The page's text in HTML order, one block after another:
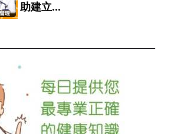
助建立...